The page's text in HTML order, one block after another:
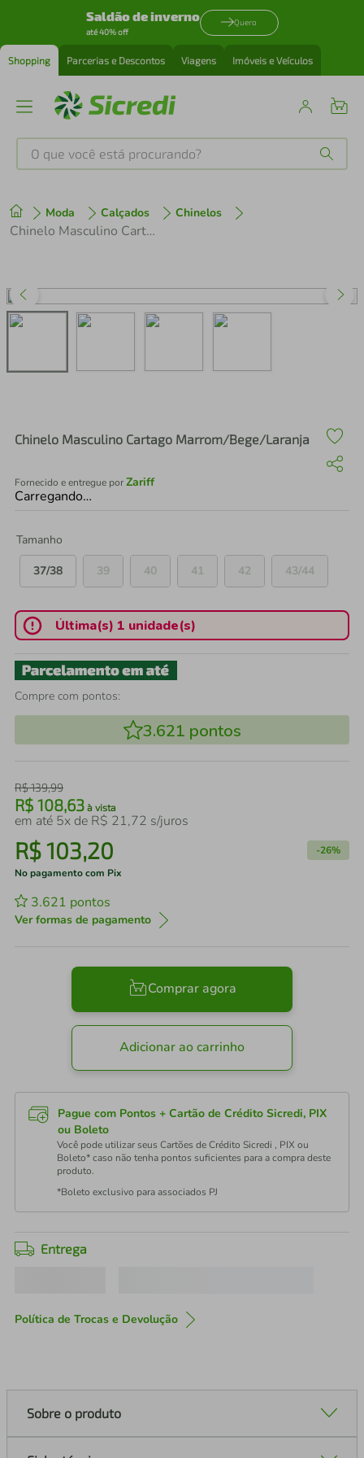
Saldão de inverno
até 40% off
Quero
Shopping Parcerias e Descontos Viagens Imóveis e Veículos
O que você está procurando?
Moda Calçados Chinelos
Chinelo Masculino Cartago Marrom/Bege/Laranja
Chinelo Masculino Cartago Marrom/Bege/Laranja
Fornecido e entregue porZariff
Carregando…
Tamanho
37/38
39 40 41 42 43/44
Última(s) 1 unidade(s)
Compre com pontos:
3.621 pontos
R$139,99
R$ 108,63 à vista
em até 5x de R$ 21,72 s/juros
R$103,20 -26%
No pagamento com Pix
3.621 pontos
Ver formas de pagamento
Comprar agora
Adicionar ao carrinho
Pague com Pontos + Cartão de Crédito Sicredi, PIX
ou Boleto
Você pode utilizar seus Cartões de Crédito Sicredi , PIX ou
Boleto* caso não tenha pontos suficientes para a compra deste
produto.
*Boleto exclusivo para associados PJ
Entrega
Política de Trocas e Devolução
Sobre o produto
1º tenis
perfume